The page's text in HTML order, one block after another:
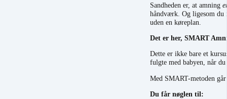
Sandheden er, at amning
håndværk. Og ligesom du
uden en køreplan.
Det er her, SMART
Dette er ikke bare et
fulgte med babyen, når
Med SMART-metoden
Du får nøglen til: